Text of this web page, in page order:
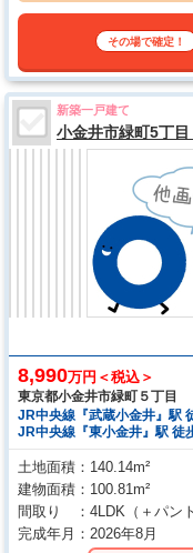
その場で確定！
新築一戸建て
小金井市緑町5丁
8,990万円＜税込＞
東京都小金井市緑町５丁目
JR中央線『武蔵小金井』駅
JR中央線『東小金井』駅 徒
土地面積
140.14m²
建物面積
100.81m²
間取り
4LDK （＋パン
完成年月
2026年8月